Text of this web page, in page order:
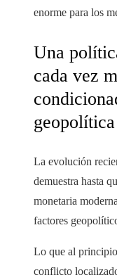
enorme para los
Una
cada vez
geopolítica
La evolución
demuestra hasta
monetaria
factores
Lo que al
conflicto